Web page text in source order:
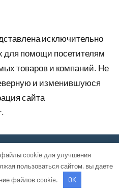
исключительно
для помощи посетителям
товаров и компаний. Не
и изменившуюся
сайта
файлы cookie для улучшения
пользоваться сайтом, вы даете
файлов cookie.
OK